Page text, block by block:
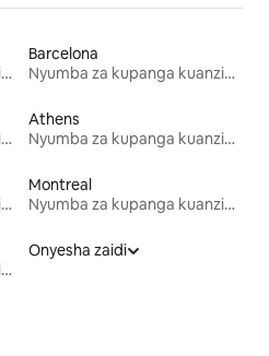
Nyumba za kupanga kuanzia mwezi mmoja
Barcelona
Nyumba za kupanga kuanzia mwezi mmoja
Nyumba za kupanga kuanzia mwezi mmoja
Athens
Nyumba za kupanga kuanzia mwezi mmoja
Nyumba za kupanga kuanzia mwezi mmoja
Montreal
Nyumba za kupanga kuanzia mwezi mmoja
Nyumba za kupanga kuanzia mwezi mmoja
Onyesha zaidi